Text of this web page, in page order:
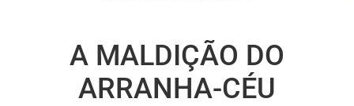
A MALDIÇÃO DO
ARRANHA-CÉU